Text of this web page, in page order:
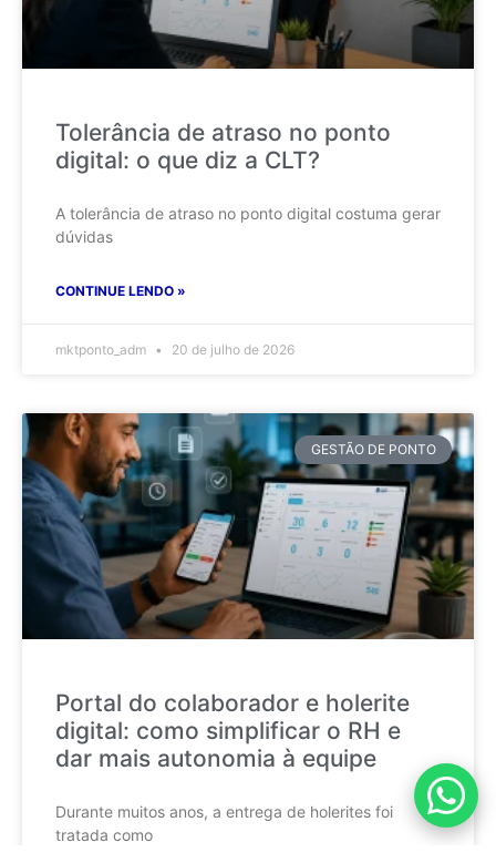
Tolerância de atraso no ponto
digital: o que diz a CLT?
A tolerância de atraso no ponto digital costuma gerar
dúvidas
CONTINUE LENDO »
mktponto_adm 20 de julho de 2026
GESTÃO DE PONTO
Portal do colaborador e holerite
digital: como simplificar o RH e
dar mais autonomia à equipe
Durante muitos anos, a entrega de holerites foi
tratada como